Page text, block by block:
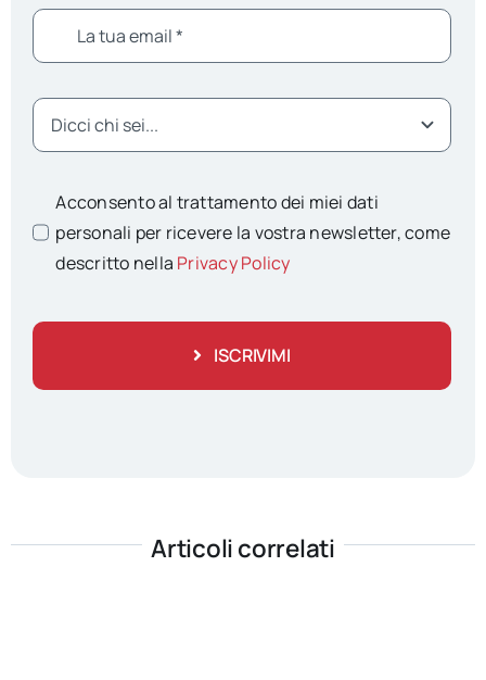
Acconsento al trattamento dei miei dati
personali per ricevere la vostra newsletter, come
descritto nella Privacy Policy
ISCRIVIMI
Articoli correlati